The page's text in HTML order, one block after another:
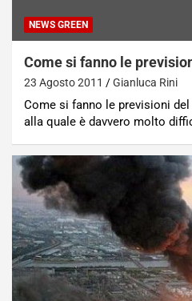
NEWS GREEN
Come si fanno le
23 Agosto 2011 Gianluca Rini
Come si fanno le previsioni
alla quale è davvero molto